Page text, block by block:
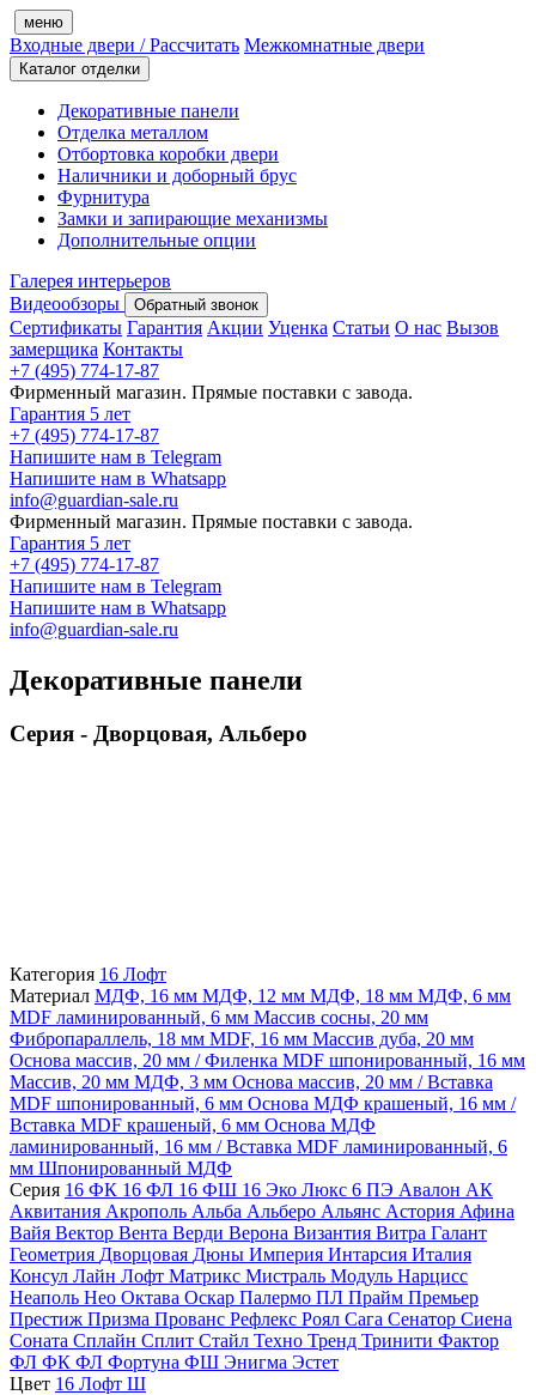
меню
Входные двери / Рассчитать Межкомнатные двери
Каталог отделки
Декоративные панели
Отделка металлом
Отбортовка коробки двери
Наличники и доборный брус
Фурнитура
Замки и запирающие механизмы
Дополнительные опции
Галерея интерьеров
Видеообзоры
Обратный звонок
Сертификаты Гарантия Акции Уценка Статьи О нас Вызов
замерщика Контакты
+7 (495) 774-17-87
Фирменный магазин. Прямые поставки с завода.
Гарантия 5 лет
+7 (495) 774-17-87
Напишите нам в Telegram
Напишите нам в Whatsapp
info@guardian-sale.ru
Фирменный магазин. Прямые поставки с завода.
Гарантия 5 лет
+7 (495) 774-17-87
Напишите нам в Telegram
Напишите нам в Whatsapp
info@guardian-sale.ru
Декоративные панели
Серия - Дворцовая, Альберо
Категория 16 Лофт
Материал МДФ, 16 мм МДФ, 12 мм МДФ, 18 мм МДФ, 6 мм
MDF ламинированный, 6 мм Массив сосны, 20 мм
Фибропараллель, 18 мм MDF, 16 мм Массив дуба, 20 мм
Основа массив, 20 мм / Филенка MDF шпонированный, 16 мм
Массив, 20 мм МДФ, 3 мм Основа массив, 20 мм / Вставка
MDF шпонированный, 6 мм Основа МДФ крашеный, 16 мм /
Вставка MDF крашеный, 6 мм Основа МДФ
ламинированный, 16 мм / Вставка MDF ламинированный, 6
мм Шпонированный МДФ
Серия 16 ФК 16 ФЛ 16 ФШ 16 Эко Люкс 6 ПЭ Авалон АК
Аквитания Акрополь Альба Альберо Альянс Астория Афина
Вайя Вектор Вента Верди Верона Византия Витра Галант
Геометрия Дворцовая Дюны Империя Интарсия Италия
Консул Лайн Лофт Матрикс Мистраль Модуль Нарцисс
Неаполь Нео Октава Оскар Палермо ПЛ Прайм Премьер
Престиж Призма Прованс Рефлекс Роял Сага Сенатор Сиена
Соната Сплайн Сплит Стайл Техно Тренд Тринити Фактор
ФЛ ФК ФЛ Фортуна ФШ Энигма Эстет
Цвет 16 Лофт Ш